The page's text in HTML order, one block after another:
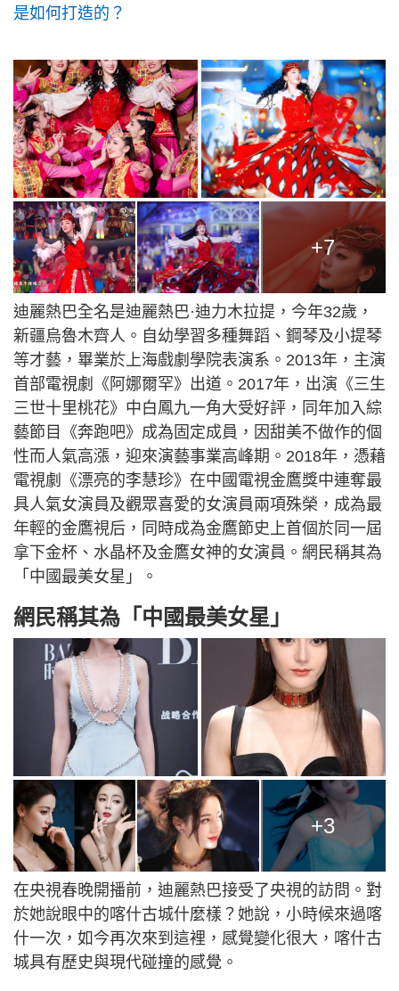
是如何打造的？
+7
迪麗熱巴全名是迪麗熱巴·迪力木拉提，今年32歲，
新疆烏魯木齊人。自幼學習多種舞蹈、鋼琴及小提琴
等才藝，畢業於上海戲劇學院表演系。2013年，主演
首部電視劇《阿娜爾罕》出道。2017年，出演《三生
三世十里桃花》中白鳳九一角大受好評，同年加入綜
藝節目《奔跑吧》成為固定成員，因甜美不做作的個
性而人氣高漲，迎來演藝事業高峰期。2018年，憑藉
電視劇《漂亮的李慧珍》在中國電視金鷹獎中連奪最
具人氣女演員及觀眾喜愛的女演員兩項殊榮，成為最
年輕的金鷹視后，同時成為金鷹節史上首個於同一屆
拿下金杯、水晶杯及金鷹女神的女演員。網民稱其為
「中國最美女星」。
網民稱其為「中國最美女星」
+3
在央視春晚開播前，迪麗熱巴接受了央視的訪問。對
於她說眼中的喀什古城什麼樣？她說，小時候來過喀
什一次，如今再次來到這裡，感覺變化很大，喀什古
城具有歷史與現代碰撞的感覺。